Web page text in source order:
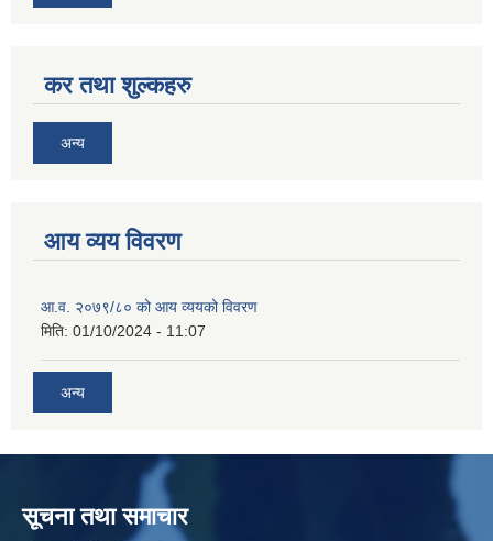
कर तथा शुल्कहरु
अन्य
आय व्यय विवरण
आ.व. २०७९/८० को आय व्ययको विवरण
मिति: 01/10/2024 - 11:07
अन्य
सूचना तथा समाचार